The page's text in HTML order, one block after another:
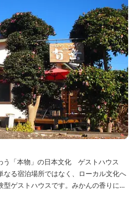
う「本物」の日本文化 ゲストハウス
なる宿泊場所ではなく、ローカル文化へ
ゲストハウスです。みかんの香りに包
り、日本の原風景に触れる。「本物」